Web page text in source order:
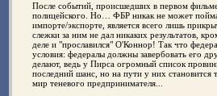
После событий, происшедших в первом
полицейского. Но… ФБР никак не может
импорте/экспорте, является всего лишь
слежки за ним не дал никаких результатов,
деле и "прославился" О'Коннор! Так что
условия: федералы должны завербовать его
делают, ведь у Пирса огромный список
последний шанс, но на пути у них
мир теневого предпринимателя...